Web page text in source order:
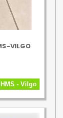
VILGO
HMS - Vilgo